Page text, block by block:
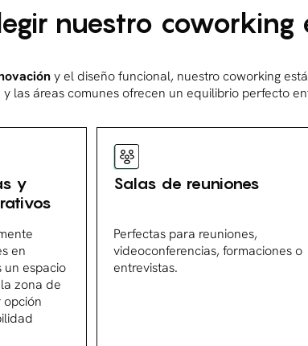
nuestro coworking
y el diseño funcional, nuestro coworking
las áreas comunes ofrecen un equilibrio perfecto
y
en
un espacio
zona de
opción
Salas de reuniones
Perfectas para reuniones,
videoconferencias, formaciones o
entrevistas.